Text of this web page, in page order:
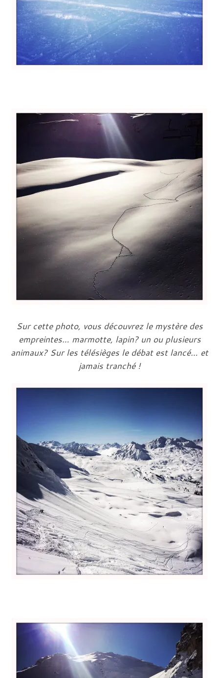
Sur cette photo, vous découvrez le mystère des
empreintes… marmotte, lapin? un ou plusieurs
animaux? Sur les télésièges le débat est lancé… et
jamais tranché !